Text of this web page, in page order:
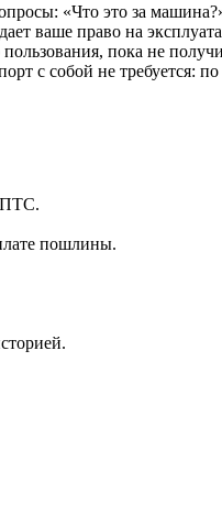
«Что это за
ваше право на
пока не
с собой не требуется:
ПТС.
пошлины.